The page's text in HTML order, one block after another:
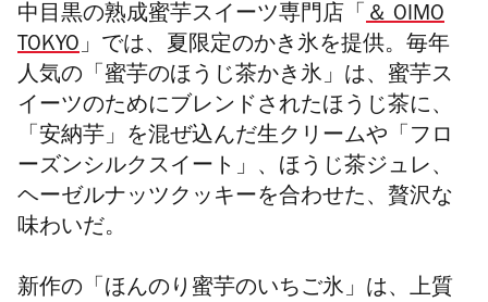
中目黒の熟成蜜芋スイーツ専門店「 ＆ OIMO
TOKYO」では、夏限定のかき氷を提供。毎年
人気の「蜜芋のほうじ茶かき氷」は、蜜芋ス
イーツのためにブレンドされたほうじ茶に、
「安納芋」を混ぜ込んだ生クリームや「フロ
ーズンシルクスイート」、ほうじ茶ジュレ、
ヘーゼルナッツクッキーを合わせた、贅沢な
味わいだ。
新作の「ほんのり蜜芋のいちご氷」は、上質